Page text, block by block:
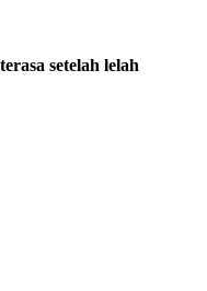
setelah lelah